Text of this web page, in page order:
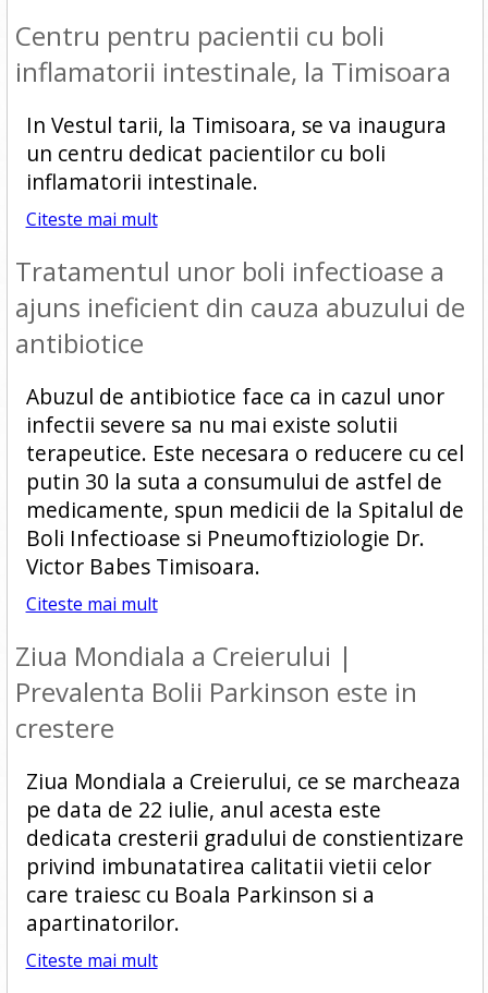
Centru pentru pacientii cu boli
inflamatorii intestinale, la Timisoara
In Vestul tarii, la Timisoara, se va inaugura
un centru dedicat pacientilor cu boli
inflamatorii intestinale.
Citeste mai mult
Tratamentul unor boli infectioase a
ajuns ineficient din cauza abuzului de
antibiotice
Abuzul de antibiotice face ca in cazul unor
infectii severe sa nu mai existe solutii
terapeutice. Este necesara o reducere cu cel
putin 30 la suta a consumului de astfel de
medicamente, spun medicii de la Spitalul de
Boli Infectioase si Pneumoftiziologie Dr.
Victor Babes Timisoara.
Citeste mai mult
Ziua Mondiala a Creierului |
Prevalenta Bolii Parkinson este in
crestere
Ziua Mondiala a Creierului, ce se marcheaza
pe data de 22 iulie, anul acesta este
dedicata cresterii gradului de constientizare
privind imbunatatirea calitatii vietii celor
care traiesc cu Boala Parkinson si a
apartinatorilor.
Citeste mai mult